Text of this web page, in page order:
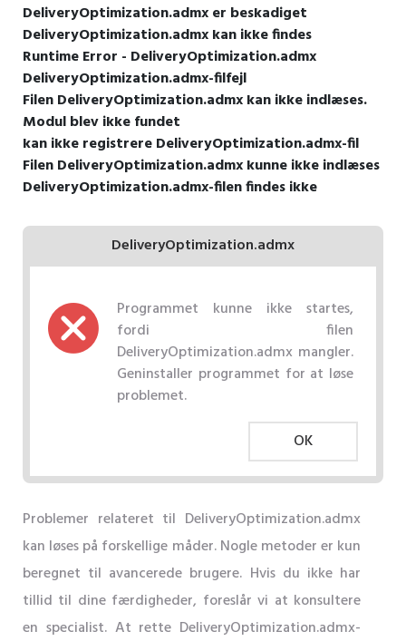
DeliveryOptimization.admx er beskadiget
DeliveryOptimization.admx kan ikke findes
Runtime Error - DeliveryOptimization.admx
DeliveryOptimization.admx-filfejl
Filen DeliveryOptimization.admx kan ikke indlæses.
Modul blev ikke fundet
kan ikke registrere DeliveryOptimization.admx-fil
Filen DeliveryOptimization.admx kunne ikke indlæses
DeliveryOptimization.admx-filen findes ikke
DeliveryOptimization.admx
Programmet kunne ikke startes,
fordi filen
DeliveryOptimization.admx mangler.
Geninstaller programmet for at løse
problemet.
OK
Problemer relateret til DeliveryOptimization.admx
kan løses på forskellige måder. Nogle metoder er kun
beregnet til avancerede brugere. Hvis du ikke har
tillid til dine færdigheder, foreslår vi at konsultere
en specialist. At rette DeliveryOptimization.admx-